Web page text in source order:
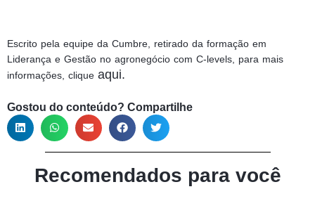
Escrito pela equipe da Cumbre, retirado da formação em
Liderança e Gestão no agronegócio com C-levels, para mais
informações, clique aqui.
Gostou do conteúdo? Compartilhe
Recomendados para você